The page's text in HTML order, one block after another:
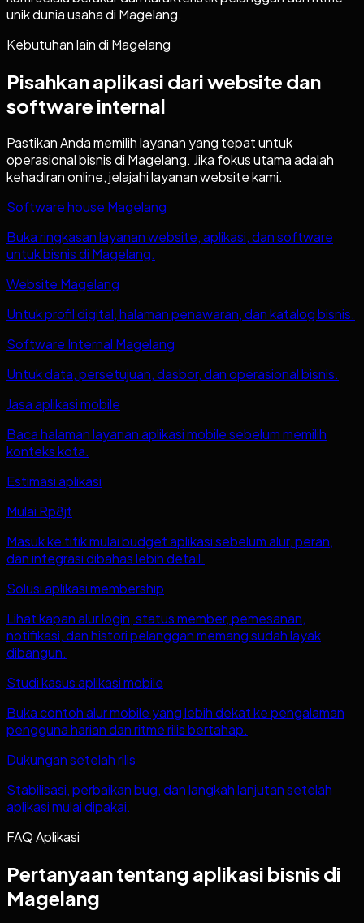
unik dunia usaha di Magelang.
Kebutuhan lain di Magelang
Pisahkan aplikasi dari website dan
software internal
Pastikan Anda memilih layanan yang tepat untuk
operasional bisnis di Magelang. Jika fokus utama adalah
kehadiran online, jelajahi layanan website kami.
Software house Magelang
Buka ringkasan layanan website, aplikasi, dan software
untuk bisnis di Magelang.
Website Magelang
Untuk profil digital, halaman penawaran, dan katalog bisnis.
Software Internal Magelang
Untuk data, persetujuan, dasbor, dan operasional bisnis.
Jasa aplikasi mobile
Baca halaman layanan aplikasi mobile sebelum memilih
konteks kota.
Estimasi aplikasi
Mulai Rp8jt
Masuk ke titik mulai budget aplikasi sebelum alur, peran,
dan integrasi dibahas lebih detail.
Solusi aplikasi membership
Lihat kapan alur login, status member, pemesanan,
notifikasi, dan histori pelanggan memang sudah layak
dibangun.
Studi kasus aplikasi mobile
Buka contoh alur mobile yang lebih dekat ke pengalaman
pengguna harian dan ritme rilis bertahap.
Dukungan setelah rilis
Stabilisasi, perbaikan bug, dan langkah lanjutan setelah
aplikasi mulai dipakai.
FAQ Aplikasi
Pertanyaan tentang aplikasi bisnis di
Magelang